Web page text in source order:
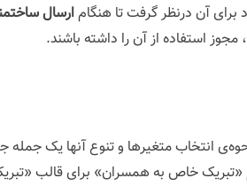
آن درنظر گرفت تا هنگامارسال
استفاده از آن را داشته باشند.
انتخاب متغیرها و تنوع آنها یک